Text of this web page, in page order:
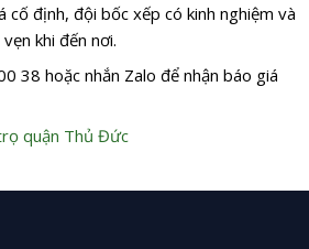
cố định, đội bốc xếp có kinh nghiệm và
khi đến nơi.
38 hoặc nhắn Zalo để nhận báo giá
quận Thủ Đức